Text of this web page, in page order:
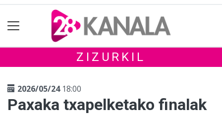
ZIZURKIL
2026/05/2418:00
Paxaka txapelketako finalak